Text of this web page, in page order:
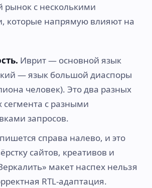
рынок с несколькими
которые напрямую влияют на
Иврит — основной язык
— язык большой диаспоры
человек). Это два разных
сегмента с разными
запросов.
справа налево, и это
сайтов, креативов и
макет наспех нельзя
RTL-адаптация.